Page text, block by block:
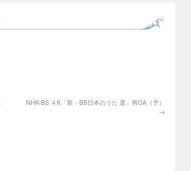
NHK-BS ４K「新・BS日本のうた 選」再OA（予）
→